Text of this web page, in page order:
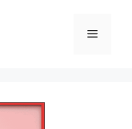
메